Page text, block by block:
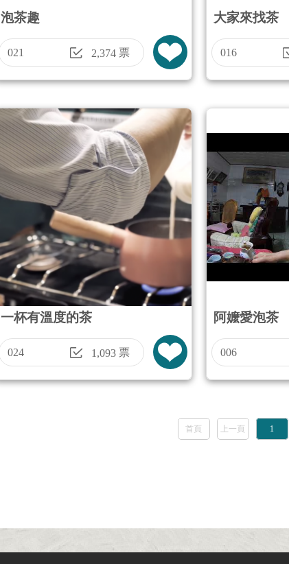
泡茶趣
021 2,374票
大家來找茶
016
一杯有溫度的茶
024 1,093票
阿嬤愛泡茶
006
首頁 上一頁 1